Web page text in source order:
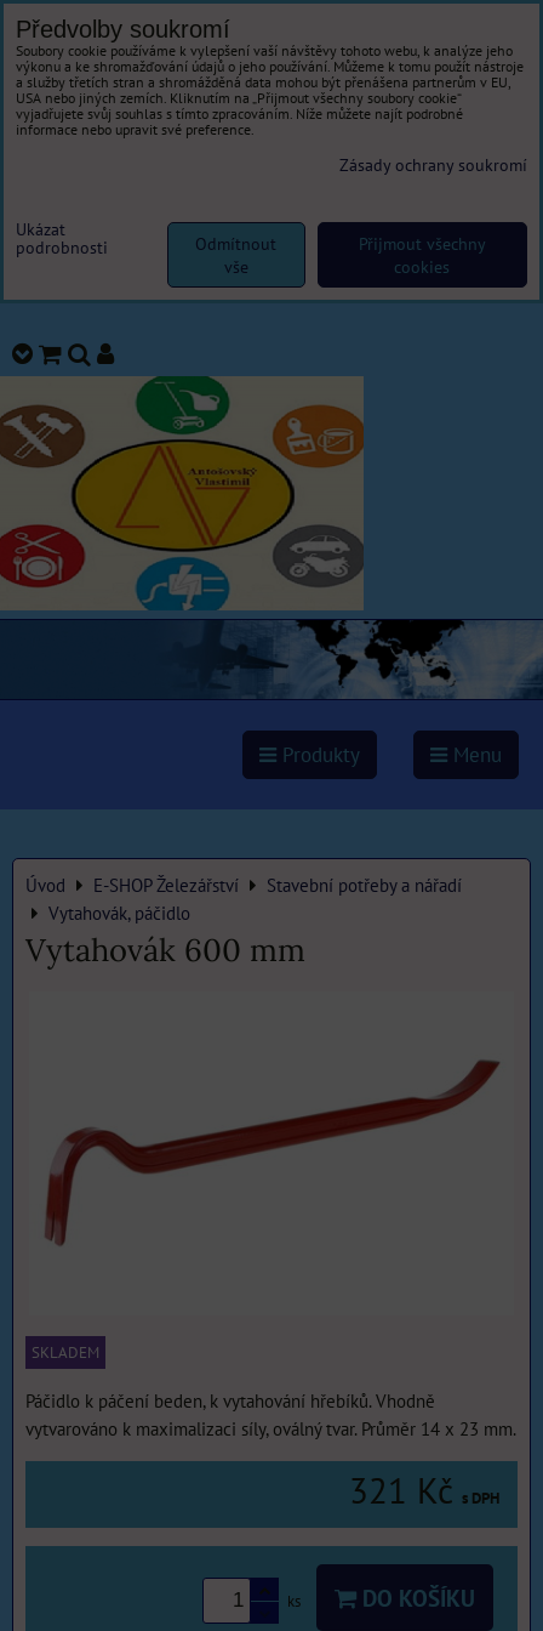
Produkty Menu
Úvod E-SHOP Železářství
Stavební potřeby a nářadí
Vytahovák, páčidlo
Vytahovák 600 mm
SKLADEM
Páčidlo k páčení beden, k vytahování hřebíků. Vhodně
vytvarováno k maximalizaci síly, oválný tvar. Průměr 14 x 23 mm.
321 Kč s DPH
ks DO KOŠÍKU
Předvolby soukromí
Soubory cookie používáme k vylepšení vaší návštěvy tohoto webu, k analýze jeho
výkonu a ke shromažďování údajů o jeho používání. Můžeme k tomu použít nástroje
a služby třetích stran a shromážděná data mohou být přenášena partnerům v EU,
USA nebo jiných zemích. Kliknutím na „Přijmout všechny soubory cookie“
vyjadřujete svůj souhlas s tímto zpracováním. Níže můžete najít podrobné
informace nebo upravit své preference.
Zásady ochrany soukromí
Ukázat
podrobnosti
Přijmout všechny
cookies
Odmítnout
vše